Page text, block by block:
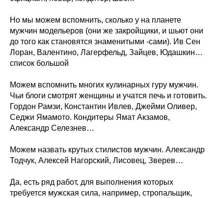
Но мы можем вспомнить, сколько у на планете
мужчин модельеров (они же закройщики, и шьют они
до того как становятся знаменитыми -сами). Ив Сен
Лоран, Валентино, Лагерфельд, Зайцев, Юдашкин…
список большой
Можем вспомнить многих кулинарных гуру мужчин.
Чьи блоги смотрят женщины и учатся печь и готовить.
Гордон Рамзи, Константин Ивлев, Джейми Оливер,
Седжи Ямамото. Кондитеры Ямат Акзамов,
Александр Селезнев…
Можем назвать крутых стилистов мужчин. Александр
Тодчук, Алексей Нагорский, Лисовец, Зверев…
Да, есть ряд работ, для выполнения которых
требуется мужская сила, например, стропальщик,